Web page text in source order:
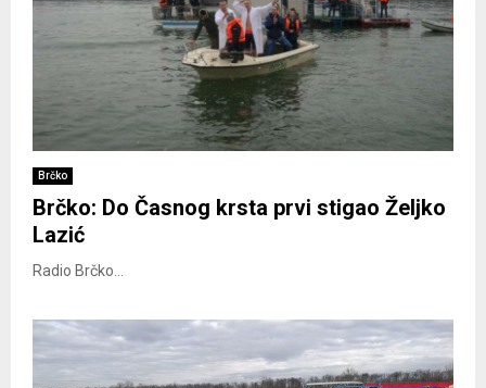
Brčko
Brčko: Do Časnog krsta prvi stigao Željko
Lazić
Radio Brčko...